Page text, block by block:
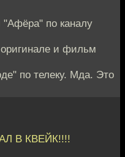
по каналу
и фильм
по телеку. Мда. Это
В КВЕЙК!!!!